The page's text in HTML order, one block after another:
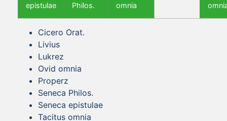
epistulae
Philos.
omnia
Cicero Orat.
Livius
Lukrez
Ovid omnia
Properz
Seneca Philos.
Seneca epistulae
Tacitus omnia